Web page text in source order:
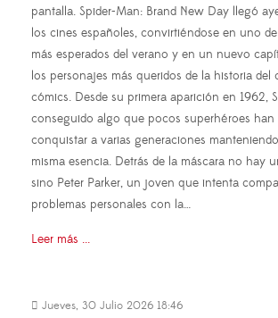
pantalla. Spider-Man: Brand New Day llegó
los cines españoles, convirtiéndose en uno
más esperados del verano y en un nuevo
los personajes más queridos de la historia del
cómics. Desde su primera aparición en 1962,
conseguido algo que pocos superhéroes han
conquistar a varias generaciones
misma esencia. Detrás de la máscara no hay
sino Peter Parker, un joven que intenta
problemas personales con la…
Leer más ...
Jueves, 30 Julio 2026 18:46